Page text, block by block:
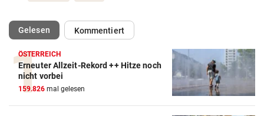
Gelesen(ausgewählt)Kommentiert
ÖSTERREICH
Erneuter Allzeit-Rekord ++ Hitze noch
nicht vorbei
159.826 mal gelesen